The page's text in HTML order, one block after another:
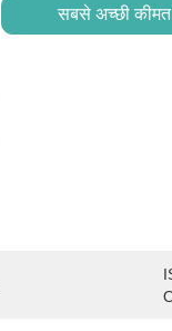
सबसे अच्छी कीमत